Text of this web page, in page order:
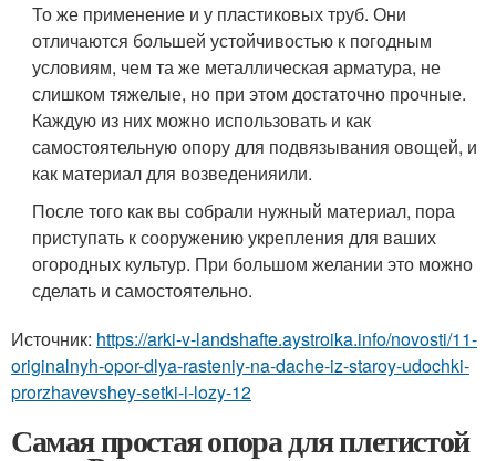
То же применение и у пластиковых труб. Они
отличаются большей устойчивостью к погодным
условиям, чем та же металлическая арматура, не
слишком тяжелые, но при этом достаточно прочные.
Каждую из них можно использовать и как
самостоятельную опору для подвязывания овощей, и
как материал для возведенияили.
После того как вы собрали нужный материал, пора
приступать к сооружению укрепления для ваших
огородных культур. При большом желании это можно
сделать и самостоятельно.
Источник: https://arki-v-landshafte.aystroika.info/novosti/11-
originalnyh-opor-dlya-rasteniy-na-dache-iz-staroy-udochki-
prorzhavevshey-setki-i-lozy-12
Самая простая опора для плетистой